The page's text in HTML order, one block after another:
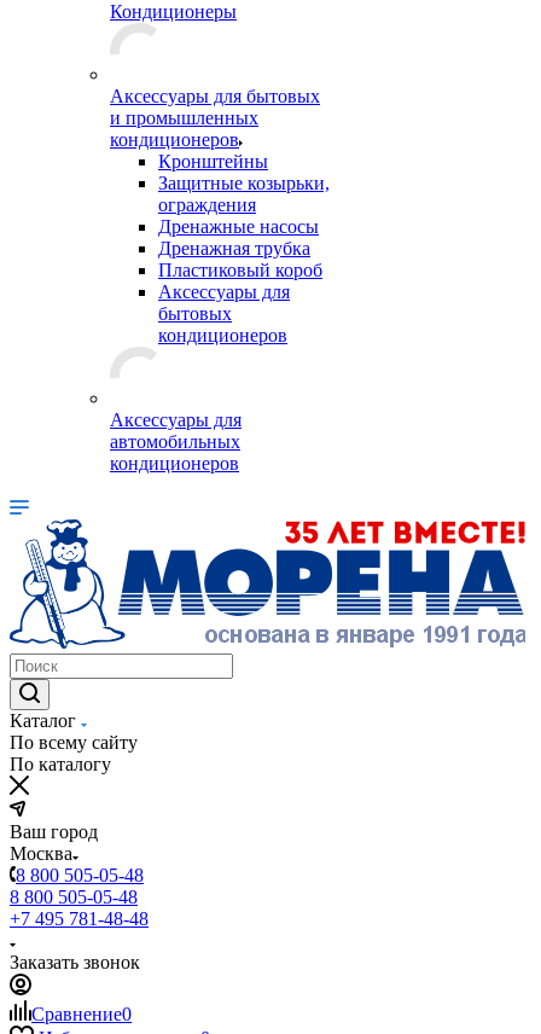
Кондиционеры
Аксессуары для бытовых
и промышленных
кондиционеров
Кронштейны
Защитные козырьки,
ограждения
Дренажные насосы
Дренажная трубка
Пластиковый короб
Аксессуары для
бытовых
кондиционеров
Аксессуары для
автомобильных
кондиционеров
Каталог
По всему сайту
По каталогу
Ваш город
Москва
8 800 505-05-48
8 800 505-05-48
+7 495 781-48-48
Заказать звонок
Сравнение0